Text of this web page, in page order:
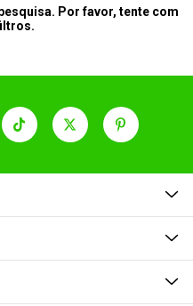
Por favor, tente com